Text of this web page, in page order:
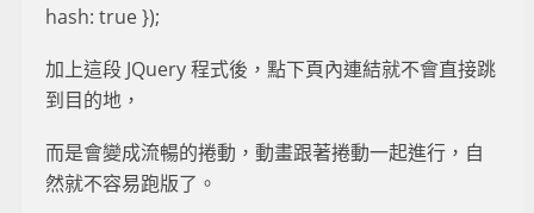
hash: true });
加上這段 JQuery 程式後，點下頁內連結就不會直接跳
到目的地，
而是會變成流暢的捲動，動畫跟著捲動一起進行，自
然就不容易跑版了。